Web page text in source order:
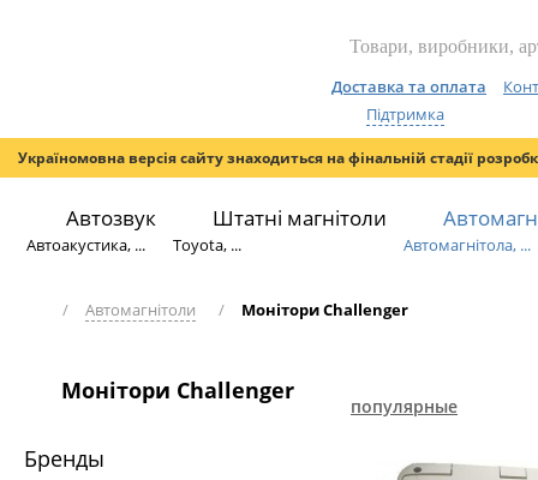
Доставка та оплата
Підтримка
Україномовна версія сайту знаходиться на фінальній стадії
Автозвук
Автоакустика, ...
Штатні магнітоли
Toyota, ... Автомагнітола, ...
/ Автомагнітоли / Монітори Challenger
Монітори Challenger
Бренды
популярные